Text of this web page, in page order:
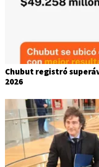
Chubut registró
2026